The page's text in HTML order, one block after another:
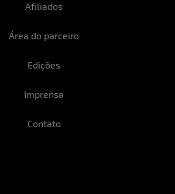
Afiliados
Área do parceiro
Edições
Imprensa
Contato